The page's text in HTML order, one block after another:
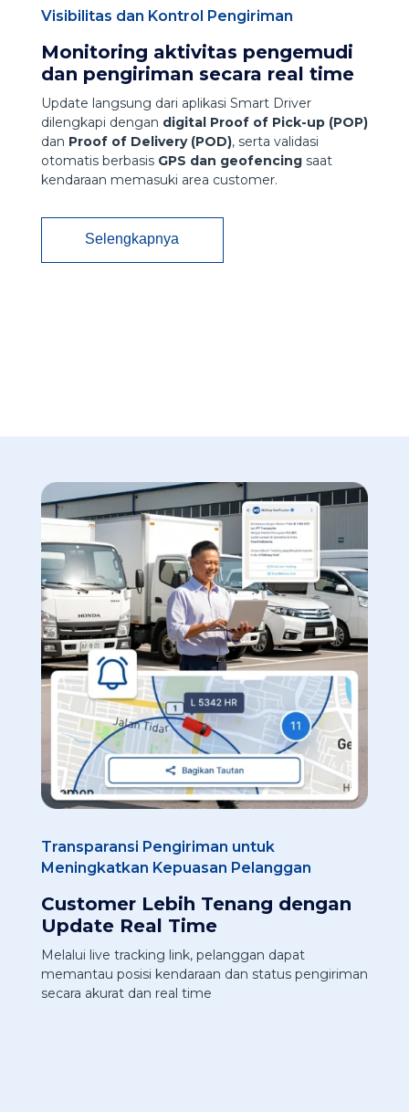
Visibilitas dan Kontrol Pengiriman
Monitoring aktivitas pengemudi
dan pengiriman secara real time​
Update langsung dari aplikasi Smart Driver
dilengkapi dengan digital Proof of Pick-up (POP)
dan Proof of Delivery (POD), serta validasi
otomatis berbasis GPS dan geofencingsaat
kendaraan memasuki area customer.
Selengkapnya
Transparansi Pengiriman untuk
Meningkatkan Kepuasan Pelanggan​
Customer Lebih Tenang dengan
Update Real Time
Melalui live tracking link, pelanggan dapat
memantau posisi kendaraan dan status pengiriman
secara akurat dan real time